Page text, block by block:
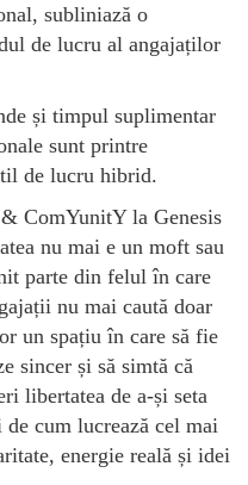
subliniază o
de lucru al angajaților
și timpul suplimentar
sunt printre
de lucru hibrid.
ComYunitY la Genesis
nu mai e un moft sau
parte din felul în care
nu mai caută doar
un spațiu în care să fie
sincer și să simtă că
libertatea de a-și seta
cum lucrează cel mai
energie reală și idei